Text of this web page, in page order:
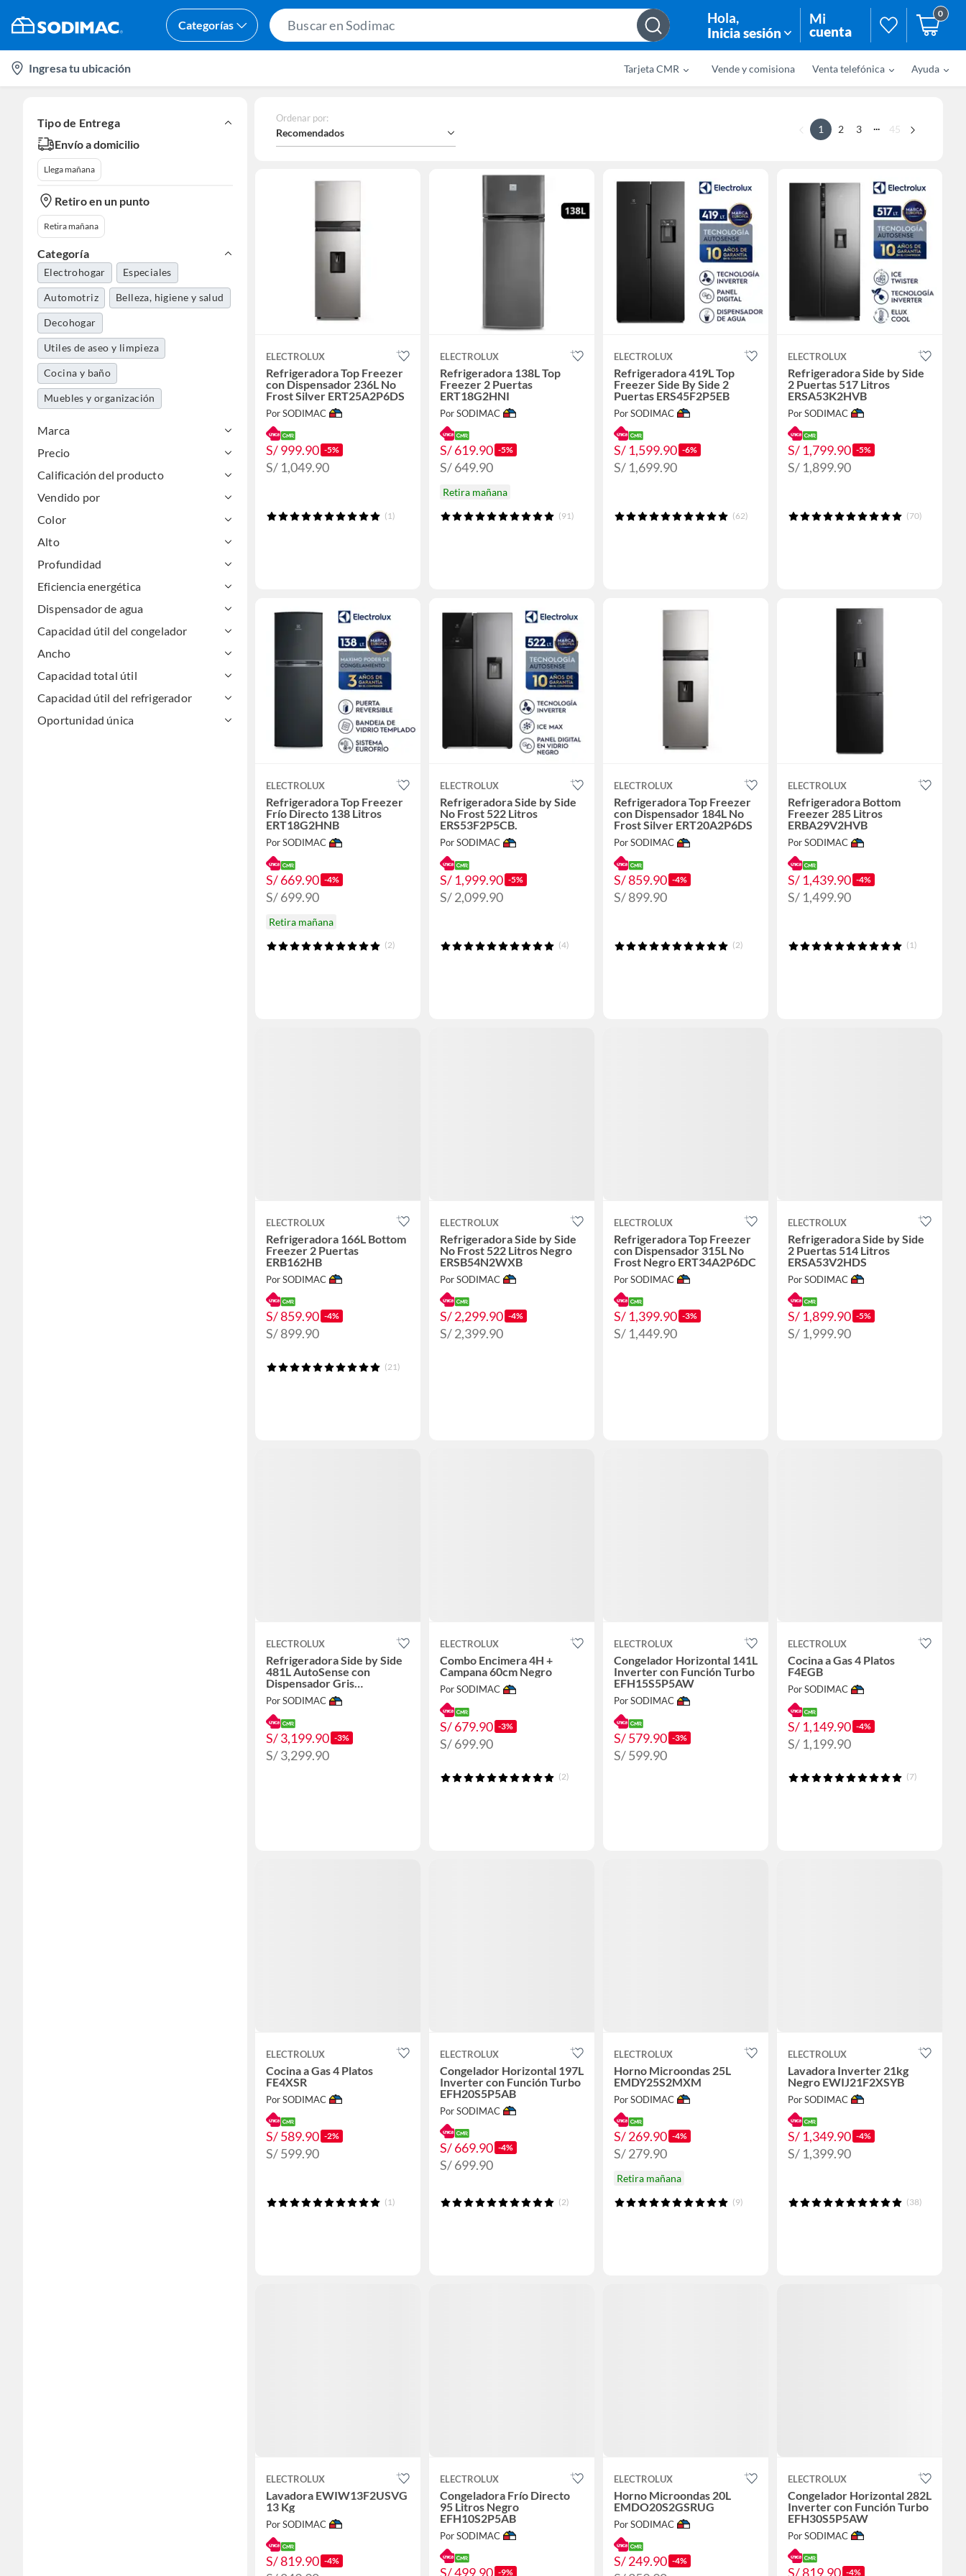
Categorías
Bar
Hola,
Inicia sesión
Mi
cuenta
0
location-
icon
Ingresa tu ubicación Tarjeta CMR Vende y comisiona Venta telefónica Ayuda
Tipo de Entrega
Envío a domicilio
Llega mañana
Retiro en un punto
Retira mañana
Categoría
Electrohogar Especiales
Automotriz Belleza, higiene y salud
Decohogar
Utiles de aseo y limpieza
Cocina y baño
Muebles y organización
Marca
Precio
Calificación del producto
Vendido por
Color
Alto
Profundidad
Eficiencia energética
Dispensador de agua
Capacidad útil del congelador
Ancho
Capacidad total útil
Capacidad útil del refrigerador
Oportunidad única
Ordenar por:
Recomendados 1 2 3 ... 45
ELECTROLUX
Refrigeradora Top Freezer
con Dispensador 236L No
Frost Silver ERT25A2P6DS
Por SODIMAC
S/ 999.90 -5%
S/ 1,049.90
(1)
ELECTROLUX
Refrigeradora 138L Top
Freezer 2 Puertas
ERT18G2HNI
Por SODIMAC
S/ 619.90 -5%
S/ 649.90
Retira mañana
(91)
ELECTROLUX
Refrigeradora 419L Top
Freezer Side By Side 2
Puertas ERS45F2P5EB
Por SODIMAC
S/ 1,599.90 -6%
S/ 1,699.90
(62)
ELECTROLUX
Refrigeradora Side by Side
2 Puertas 517 Litros
ERSA53K2HVB
Por SODIMAC
S/ 1,799.90 -5%
S/ 1,899.90
(70)
ELECTROLUX
Refrigeradora Top Freezer
Frío Directo 138 Litros
ERT18G2HNB
Por SODIMAC
S/ 669.90 -4%
S/ 699.90
Retira mañana
(2)
ELECTROLUX
Refrigeradora Side by Side
No Frost 522 Litros
ERS53F2P5CB.
Por SODIMAC
S/ 1,999.90 -5%
S/ 2,099.90
(4)
ELECTROLUX
Refrigeradora Top Freezer
con Dispensador 184L No
Frost Silver ERT20A2P6DS
Por SODIMAC
S/ 859.90 -4%
S/ 899.90
(2)
ELECTROLUX
Refrigeradora Bottom
Freezer 285 Litros
ERBA29V2HVB
Por SODIMAC
S/ 1,439.90 -4%
S/ 1,499.90
(1)
ELECTROLUX
Refrigeradora 166L Bottom
Freezer 2 Puertas
ERB162HB
Por SODIMAC
S/ 859.90 -4%
S/ 899.90
(21)
ELECTROLUX
Refrigeradora Side by Side
No Frost 522 Litros Negro
ERSB54N2WXB
Por SODIMAC
S/ 2,299.90 -4%
S/ 2,399.90
ELECTROLUX
Refrigeradora Top Freezer
con Dispensador 315L No
Frost Negro ERT34A2P6DC
Por SODIMAC
S/ 1,399.90 -3%
S/ 1,449.90
ELECTROLUX
Refrigeradora Side by Side
2 Puertas 514 Litros
ERSA53V2HDS
Por SODIMAC
S/ 1,899.90 -5%
S/ 1,999.90
ELECTROLUX
Refrigeradora Side by Side
481L AutoSense con
Dispensador Gris
ERS48F2P4DS
Por SODIMAC
S/ 3,199.90 -3%
S/ 3,299.90
ELECTROLUX
Combo Encimera 4H +
Campana 60cm Negro
Por SODIMAC
S/ 679.90 -3%
S/ 699.90
(2)
ELECTROLUX
Congelador Horizontal 141L
Inverter con Función Turbo
EFH15S5P5AW
Por SODIMAC
S/ 579.90 -3%
S/ 599.90
ELECTROLUX
Cocina a Gas 4 Platos
F4EGB
Por SODIMAC
S/ 1,149.90 -4%
S/ 1,199.90
(7)
ELECTROLUX
Cocina a Gas 4 Platos
FE4XSR
Por SODIMAC
S/ 589.90 -2%
S/ 599.90
(1)
ELECTROLUX
Congelador Horizontal 197L
Inverter con Función Turbo
EFH20S5P5AB
Por SODIMAC
S/ 669.90 -4%
S/ 699.90
(2)
ELECTROLUX
Horno Microondas 25L
EMDY25S2MXM
Por SODIMAC
S/ 269.90 -4%
S/ 279.90
Retira mañana
(9)
ELECTROLUX
Lavadora Inverter 21kg
Negro EWIJ21F2XSYB
Por SODIMAC
S/ 1,349.90 -4%
S/ 1,399.90
(38)
ELECTROLUX
Lavadora EWIW13F2USVG
13 Kg
Por SODIMAC
S/ 819.90 -4%
ELECTROLUX
Congeladora Frío Directo
95 Litros Negro
EFH10S2P5AB
Por SODIMAC
S/ 499.90 -9%
ELECTROLUX
Horno Microondas 20L
EMDO20S2GSRUG
Por SODIMAC
S/ 249.90 -4%
ELECTROLUX
Congelador Horizontal 282L
Inverter con Función Turbo
EFH30S5P5AW
Por SODIMAC
S/ 819.90 -4%